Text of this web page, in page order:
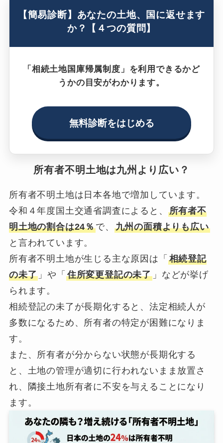
【簡易診断】あなたの土地、国に返せます
か？【４つの質問】
「相続土地国庫帰属制度」を利用できるかど
うかの目安がわかります。
無料診断をはじめる
所有者不明土地は九州より広い？
所有者不明土地は日本各地で増加しています。
令和４年度国土交通省調査によると、 所有者不
明土地の割合は24％で、 九州の面積よりも広い
と言われています。
所有者不明土地が生じる主な原因は「 相続登記
の未了 」や「 住所変更登記の未了 」などが挙げ
られます。
相続登記の未了が長期化すると、法定相続人が
多数になるため、所有者の特定が困難になりま
す。
また、所有者が分からない状態が長期化する
と、土地の管理が適切に行われないまま放置さ
れ、隣接土地所有者に不安を与えることになり
ます。